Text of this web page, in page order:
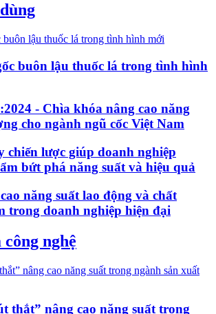
buôn lậu thuốc lá trong tình hình
- Chìa khóa nâng cao năng
cho ngành ngũ cốc Việt Nam
chiến lược giúp doanh nghiệp
bứt phá năng suất và hiệu quả
năng suất lao động và chất
trong doanh nghiệp hiện đại
nghệ
thắt” nâng cao năng suất trong